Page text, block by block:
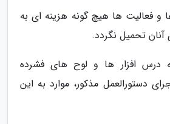
و فعالیت ها هیچ گونه هزینه ای به
آنان تحمیل نگردد.
درس افزار ها و لوح های فشرده
دستورالعمل مذکور، موارد به این